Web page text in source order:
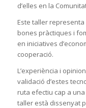
d’elles en la
Este taller
bones pràctiques i
en iniciatives
cooperació.
L’experiència i
validació d’estes
ruta efectiu cap a
taller està dissenyat